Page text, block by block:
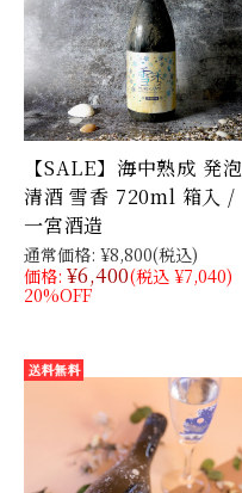
【SALE】海中熟成 発泡
清酒 雪香 720ml 箱入 /
一宮酒造
通常価格: ¥8,800(税込)
価格: ¥6,400(税込 ¥7,040)
20%OFF